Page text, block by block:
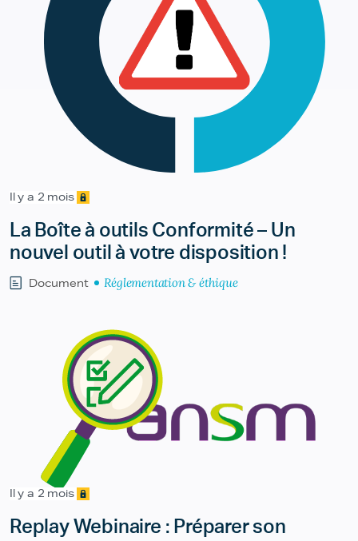
Il y a 2 mois
La Boîte à outils Conformité – Un
nouvel outil à votre disposition !
Document Réglementation & éthique
Il y a 2 mois
Replay Webinaire : Préparer son